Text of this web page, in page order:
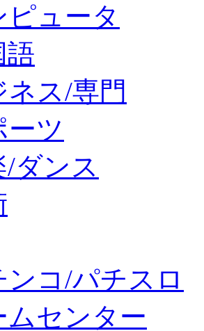
ピュータ
語
ネス/専門
ーツ
/ダンス
ンコ/パチスロ
ムセンター